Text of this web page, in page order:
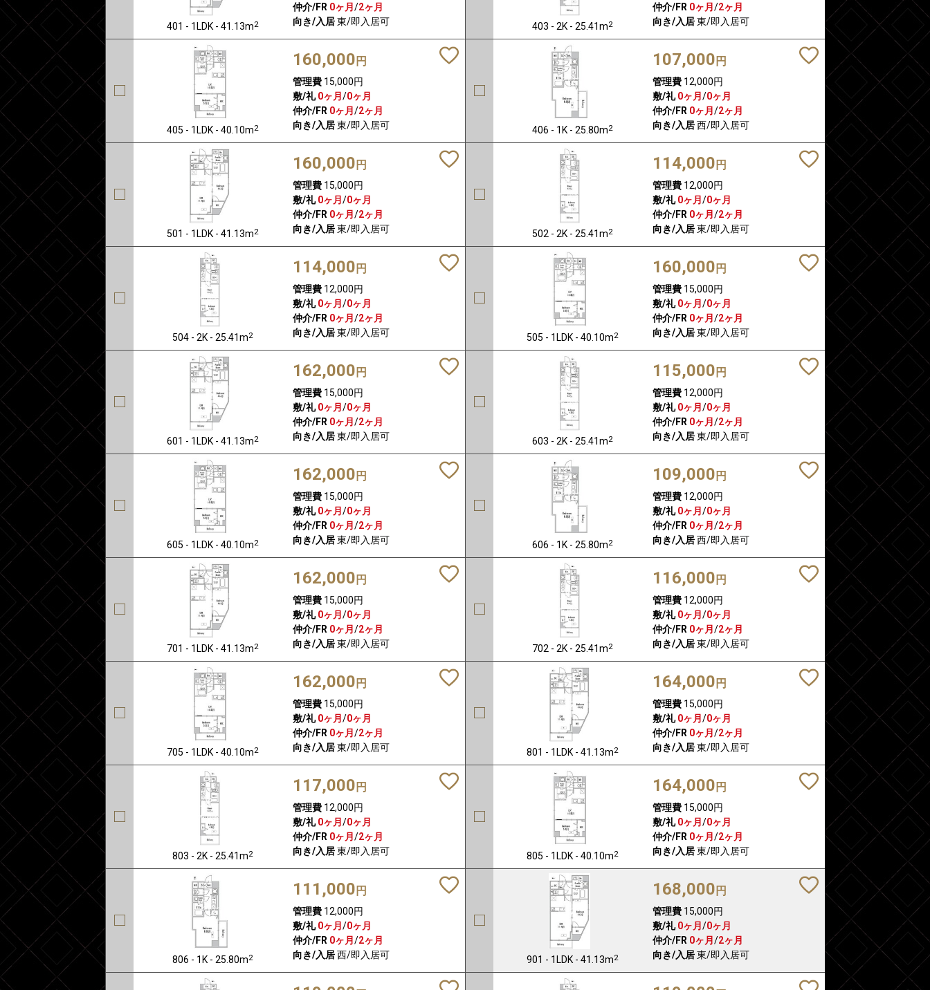
401 - 1LDK - 41.13m2
仲介/FR 0ヶ月/2ヶ月
向き/入居東/即入居可 403 - 2K - 25.41m2
仲介/FR 0ヶ月/2ヶ月
向き/入居東/即入居可
405 - 1LDK - 40.10m2
160,000 円
管理費15,000円
敷/礼 0ヶ月/0ヶ月
仲介/FR 0ヶ月/2ヶ月
向き/入居東/即入居可 406 - 1K - 25.80m2
107,000 円
管理費12,000円
敷/礼 0ヶ月/0ヶ月
仲介/FR 0ヶ月/2ヶ月
向き/入居西/即入居可
501 - 1LDK - 41.13m2
160,000 円
管理費15,000円
敷/礼 0ヶ月/0ヶ月
仲介/FR 0ヶ月/2ヶ月
向き/入居東/即入居可 502 - 2K - 25.41m2
114,000 円
管理費12,000円
敷/礼 0ヶ月/0ヶ月
仲介/FR 0ヶ月/2ヶ月
向き/入居東/即入居可
504 - 2K - 25.41m2
114,000 円
管理費12,000円
敷/礼 0ヶ月/0ヶ月
仲介/FR 0ヶ月/2ヶ月
向き/入居東/即入居可 505 - 1LDK - 40.10m2
160,000 円
管理費15,000円
敷/礼 0ヶ月/0ヶ月
仲介/FR 0ヶ月/2ヶ月
向き/入居東/即入居可
601 - 1LDK - 41.13m2
162,000 円
管理費15,000円
敷/礼 0ヶ月/0ヶ月
仲介/FR 0ヶ月/2ヶ月
向き/入居東/即入居可 603 - 2K - 25.41m2
115,000 円
管理費12,000円
敷/礼 0ヶ月/0ヶ月
仲介/FR 0ヶ月/2ヶ月
向き/入居東/即入居可
605 - 1LDK - 40.10m2
162,000 円
管理費15,000円
敷/礼 0ヶ月/0ヶ月
仲介/FR 0ヶ月/2ヶ月
向き/入居東/即入居可 606 - 1K - 25.80m2
109,000 円
管理費12,000円
敷/礼 0ヶ月/0ヶ月
仲介/FR 0ヶ月/2ヶ月
向き/入居西/即入居可
701 - 1LDK - 41.13m2
162,000 円
管理費15,000円
敷/礼 0ヶ月/0ヶ月
仲介/FR 0ヶ月/2ヶ月
向き/入居東/即入居可 702 - 2K - 25.41m2
116,000 円
管理費12,000円
敷/礼 0ヶ月/0ヶ月
仲介/FR 0ヶ月/2ヶ月
向き/入居東/即入居可
705 - 1LDK - 40.10m2
162,000 円
管理費15,000円
敷/礼 0ヶ月/0ヶ月
仲介/FR 0ヶ月/2ヶ月
向き/入居東/即入居可 801 - 1LDK - 41.13m2
164,000 円
管理費15,000円
敷/礼 0ヶ月/0ヶ月
仲介/FR 0ヶ月/2ヶ月
向き/入居東/即入居可
803 - 2K - 25.41m2
117,000 円
管理費12,000円
敷/礼 0ヶ月/0ヶ月
仲介/FR 0ヶ月/2ヶ月
向き/入居東/即入居可 805 - 1LDK - 40.10m2
164,000 円
管理費15,000円
敷/礼 0ヶ月/0ヶ月
仲介/FR 0ヶ月/2ヶ月
向き/入居東/即入居可
806 - 1K - 25.80m2
111,000 円
管理費12,000円
敷/礼 0ヶ月/0ヶ月
仲介/FR 0ヶ月/2ヶ月
向き/入居西/即入居可 901 - 1LDK - 41.13m2
168,000 円
管理費15,000円
敷/礼 0ヶ月/0ヶ月
仲介/FR 0ヶ月/2ヶ月
向き/入居東/即入居可